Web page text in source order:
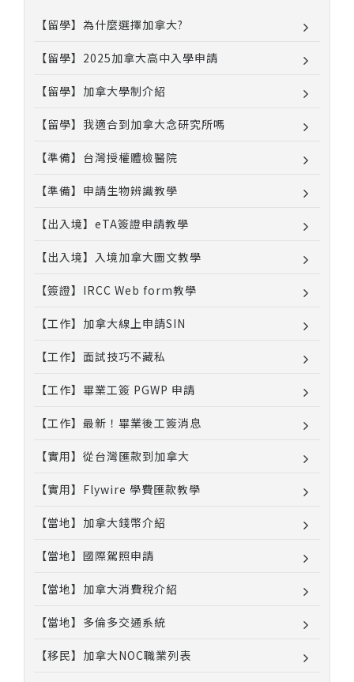
【留學】為什麼選擇加拿大?
【留學】2025加拿大高中入學申請
【留學】加拿大學制介紹
【留學】我適合到加拿大念研究所嗎
【準備】台灣授權體檢醫院
【準備】申請生物辨識教學
【出入境】eTA簽證申請教學
【出入境】入境加拿大圖文教學
【簽證】IRCC Web form教學
【工作】加拿大線上申請SIN
【工作】面試技巧不藏私
【工作】畢業工簽 PGWP 申請
【工作】最新！畢業後工簽消息
【實用】從台灣匯款到加拿大
【實用】Flywire 學費匯款教學
【當地】加拿大錢幣介紹
【當地】國際駕照申請
【當地】加拿大消費稅介紹
【當地】多倫多交通系統
【移民】加拿大NOC職業列表